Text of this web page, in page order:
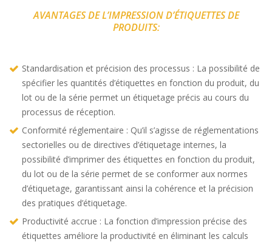
AVANTAGES DE L’IMPRESSION D’ÉTIQUETTES DE
PRODUITS:
Standardisation et précision des processus : La possibilité de
spécifier les quantités d’étiquettes en fonction du produit, du
lot ou de la série permet un étiquetage précis au cours du
processus de réception.
Conformité réglementaire : Qu’il s’agisse de réglementations
sectorielles ou de directives d’étiquetage internes, la
possibilité d’imprimer des étiquettes en fonction du produit,
du lot ou de la série permet de se conformer aux normes
d’étiquetage, garantissant ainsi la cohérence et la précision
des pratiques d’étiquetage.
Productivité accrue : La fonction d’impression précise des
étiquettes améliore la productivité en éliminant les calculs